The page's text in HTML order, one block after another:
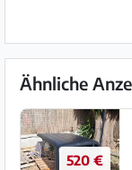
Ähnliche
520 €